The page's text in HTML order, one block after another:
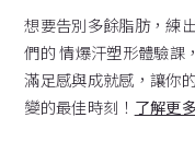
想要告別多餘脂肪，練
們的 情爆汗塑形體驗課
滿足感與成就感，讓你
變的最佳時刻！ 了解更